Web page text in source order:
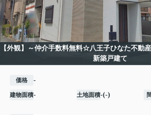
【外観】～仲介手数料無料☆八王子ひなた不動
新築戸建て
価格 -
建物面積- 土地面積-(-)